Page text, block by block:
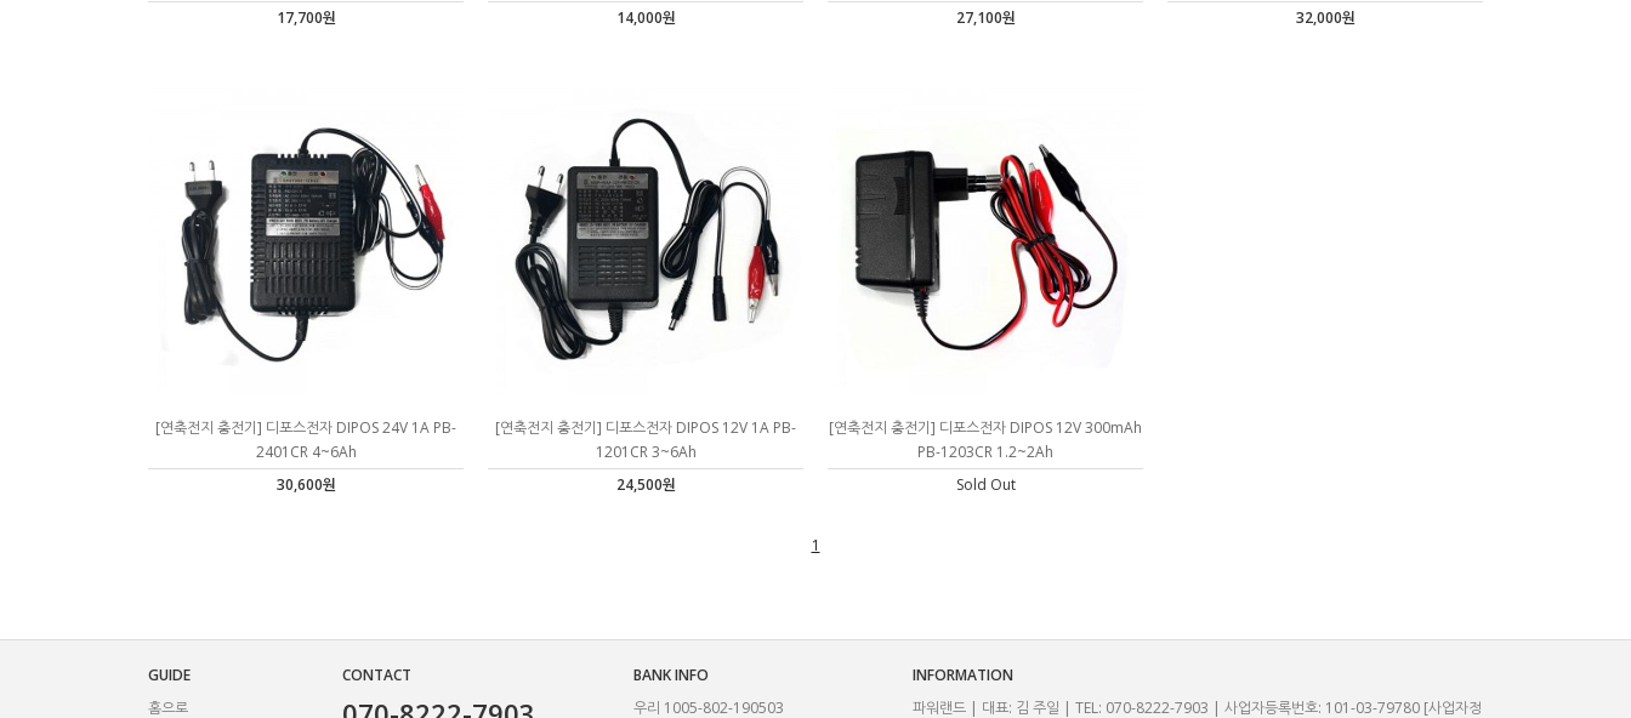
17,700원
14,000원
27,100원
32,000원
[연축전지 충전기] 디포스전자 DIPOS 24V 1A PB-
2401CR 4~6Ah
30,600원
[연축전지 충전기] 디포스전자 DIPOS 12V 1A PB-
1201CR 3~6Ah
24,500원
[연축전지 충전기] 디포스전자 DIPOS 12V 300mAh
PB-1203CR 1.2~2Ah
Sold Out
1
GUIDE
홈으로
CONTACT
BANK INFO
우리 1005-802-190503
INFORMATION
파워랜드 | 대표: 김 주일 | TEL: 070-8222-7903 | 사업자등록번호: 101-03-79780 [사업자정